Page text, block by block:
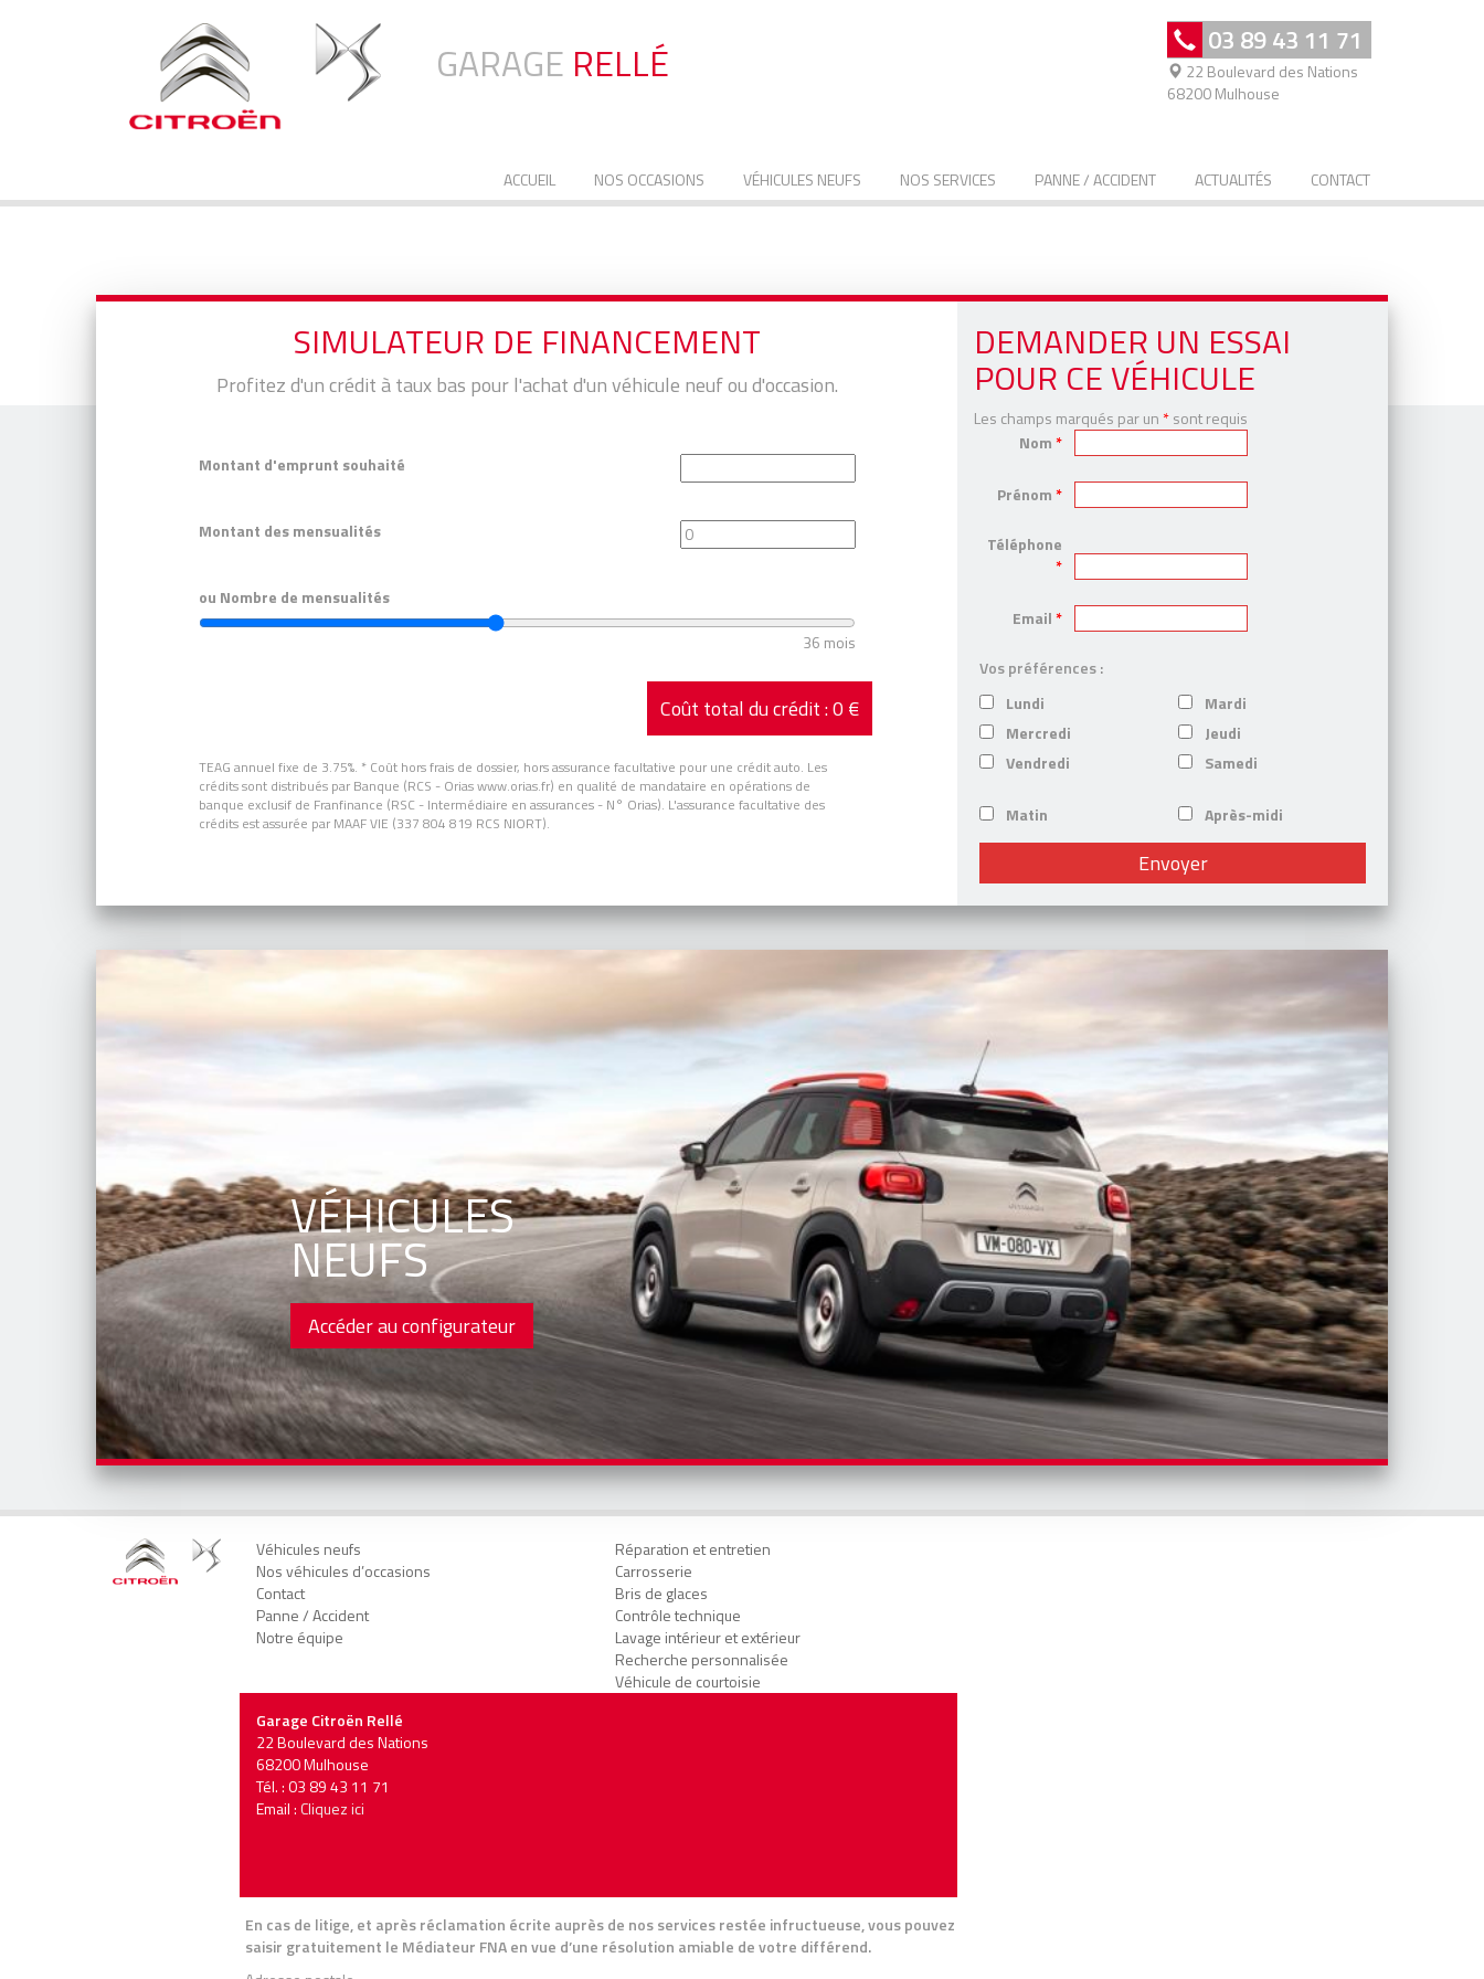
GARAGE RELLÉ 03 89 43 11 71
22 Boulevard des Nations
68200 Mulhouse
ACCUEIL NOS OCCASIONS VÉHICULES NEUFS NOS SERVICES PANNE / ACCIDENT ACTUALITÉS CONTACT
SIMULATEUR DE FINANCEMENT
Profitez d'un crédit à taux bas pour l'achat d'un véhicule neuf ou d'occasion.
Montant d'emprunt souhaité
Montant des mensualités
ou Nombre de mensualités
36 mois
Coût total du crédit :0 €
TEAG annuel fixe de 3.75%. * Coût hors frais de dossier, hors assurance facultative pour une crédit auto. Les
crédits sont distribués par Banque (RCS - Orias www.orias.fr) en qualité de mandataire en opérations de
banque exclusif de Franfinance (RSC - Intermédiaire en assurances - N° Orias). L'assurance facultative des
crédits est assurée par MAAF VIE (337 804 819 RCS NIORT).
DEMANDER UN ESSAI
POUR CE VÉHICULE
Les champs marqués par un *sont requis
Nom*
Prénom*
Téléphone
*
Email*
Vos préférences :
Lundi
Mardi
Mercredi
Jeudi
Vendredi
Samedi
Matin Après-midi
VÉHICULES
NEUFS
Accéder au configurateur
Véhicules neufs
Nos véhicules d’occasions
Contact
Panne / Accident
Notre équipe
Réparation et entretien
Carrosserie
Bris de glaces
Contrôle technique
Lavage intérieur et extérieur
Recherche personnalisée
Véhicule de courtoisie
Garage Citroën Rellé
22 Boulevard des Nations
68200 Mulhouse
Tél. : 03 89 43 11 71
Email :Cliquez ici
En cas de litige, et après réclamation écrite auprès de nos services restée infructueuse, vous pouvez
saisir gratuitement le Médiateur FNA en vue d’une résolution amiable de votre différend.